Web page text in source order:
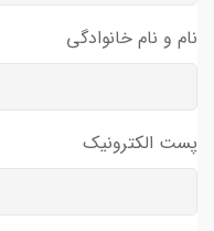
نام و نام خانوادگی
پست الکترونیک